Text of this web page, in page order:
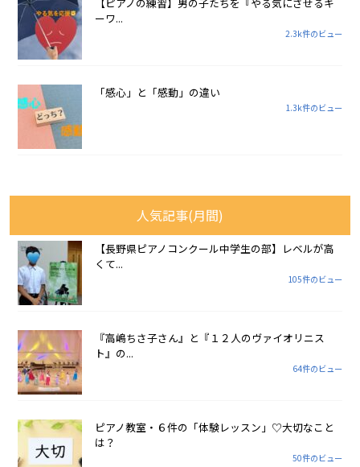
ーワ...
2.3k件のビュー
「感心」と「感動」の違い
1.3k件のビュー
人気記事(月間)
【長野県ピアノコンクール中学生の部】レベルが高
くて...
105件のビュー
『高嶋ちさ子さん』と『１２人のヴァイオリニス
ト』の...
64件のビュー
ピアノ教室・６件の「体験レッスン」♡大切なこと
は？
50件のビュー